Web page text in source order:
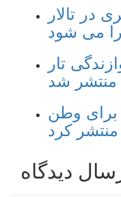
تالار
می شود
تار
منتشر شد
وطن
منتشر کرد
دیدگاه